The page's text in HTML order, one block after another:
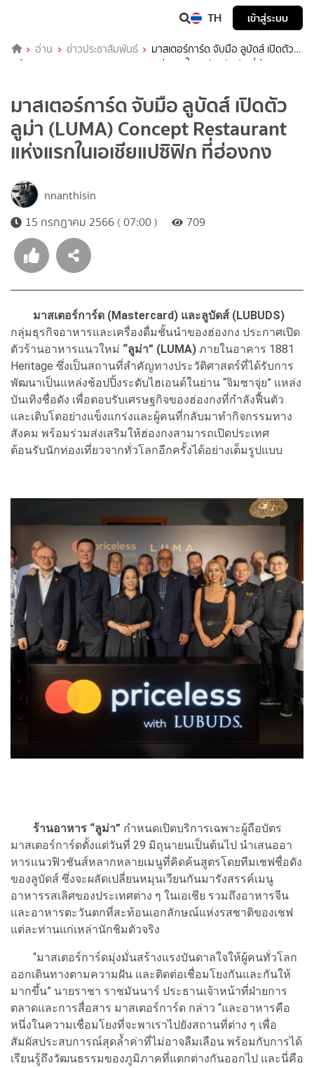
TH เข้าสู่ระบบ
อ่าน ข่าวประชาสัมพันธ์
มาสเตอร์การ์ด จับมือ ลูบัดส์ เปิดตัว
ลูม่า (LUMA) Concept Restaurant แห่งแรกในเอเชียแปซิฟิก ที่ฮ่องกง
มาสเตอร์การ์ด จับมือ ลูบัดส์ เปิดตัว
ลูม่า (LUMA) Concept Restaurant
แห่งแรกในเอเชียแปซิฟิก ที่ฮ่องกง
nnanthisin
15 กรกฎาคม 2566 ( 07:00 )
709
มาสเตอร์การ์ด (Mastercard) และลูบัดส์ (LUBUDS)
กลุ่มธุรกิจอาหารและเครื่องดื่มชั้นนำของฮ่องกง ประกาศเปิด
ตัวร้านอาหารแนวใหม่ “ลูม่า” (LUMA) ภายในอาคาร 1881
Heritage ซึ่งเป็นสถานที่สำคัญทางประวัติศาสตร์ที่ได้รับการ
พัฒนาเป็นแหล่งช้อปปิ้งระดับไฮเอนด์ในย่าน “จิมซาจุ่ย” แหล่ง
บันเทิงชื่อดัง เพื่อตอบรับเศรษฐกิจของฮ่องกงที่กำลังฟื้นตัว
และเติบโตอย่างแข็งแกร่งและผู้คนที่กลับมาทำกิจกรรมทาง
สังคม พร้อมร่วมส่งเสริมให้ฮ่องกงสามารถเปิดประเทศ
ต้อนรับนักท่องเที่ยวจากทั่วโลกอีกครั้งได้อย่างเต็มรูปแบบ
ร้านอาหาร “ลูม่า” กำหนดเปิดบริการเฉพาะผู้ถือบัตร
มาสเตอร์การ์ดตั้งแต่วันที่ 29 มิถุนายนเป็นต้นไป นำเสนออา
หารแนวฟิวชันส์หลากหลายเมนูที่คิดค้นสูตรโดยทีมเชฟชื่อดัง
ของลูบัดส์ ซึ่งจะผลัดเปลี่ยนหมุนเวียนกันมารังสรรค์เมนู
อาหารรสเลิศของประเทศต่าง ๆ ในเอเชีย รวมถึงอาหารจีน
และอาหารตะวันตกที่สะท้อนเอกลักษณ์แห่งรสชาติของเชฟ
แต่ละท่านแก่เหล่านักชิมตัวจริง
“มาสเตอร์การ์ดมุ่งมั่นสร้างแรงบันดาลใจให้ผู้คนทั่วโลก
ออกเดินทางตามความฝัน และติดต่อเชื่อมโยงกันและกันให้
มากขึ้น” นายราชา ราชมันนาร์ ประธานเจ้าหน้าที่ฝ่ายการ
ตลาดและการสื่อสาร มาสเตอร์การ์ด กล่าว “และอาหารคือ
หนึ่งในความเชื่อมโยงที่จะพาเราไปยังสถานที่ต่าง ๆ เพื่อ
สัมผัสประสบการณ์สุดล้ำค่าที่ไม่อาจลืมเลือน พร้อมกับการได้
เรียนรู้ถึงวัฒนธรรมของภูมิภาคที่แตกต่างกันออกไป และนี่คือ